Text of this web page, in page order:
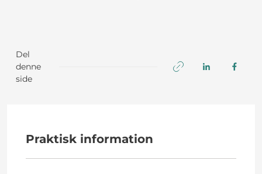
Del
denne
side
Praktisk information